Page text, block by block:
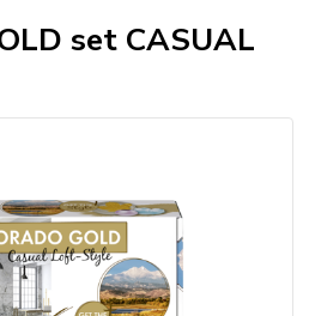
set CASUAL